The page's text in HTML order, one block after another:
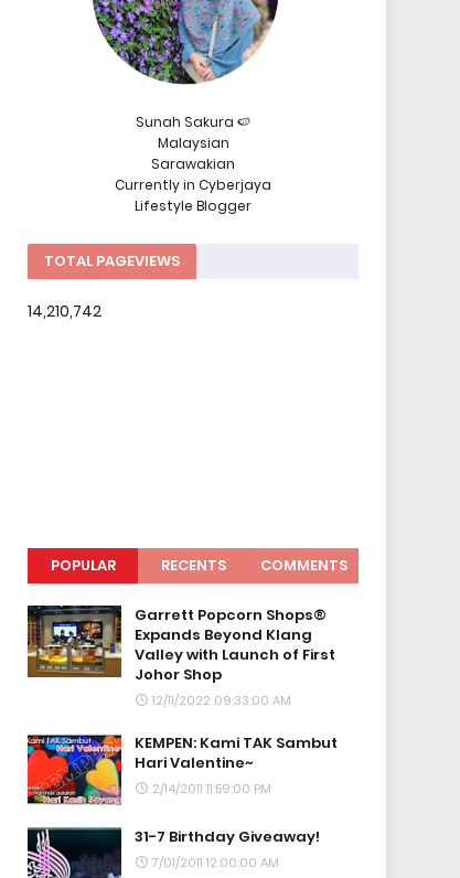
Sunah Sakura 🍉
Malaysian
Sarawakian
Currently in Cyberjaya
Lifestyle Blogger
TOTAL PAGEVIEWS
14,210,742
POPULAR RECENTS COMMENTS
Garrett Popcorn Shops®
Expands Beyond Klang
Valley with Launch of First
Johor Shop
12/11/2022 09:33:00 AM
KEMPEN: Kami TAK Sambut
Hari Valentine~
2/14/2011 11:59:00 PM
31-7 Birthday Giveaway!
7/01/2011 12:00:00 AM